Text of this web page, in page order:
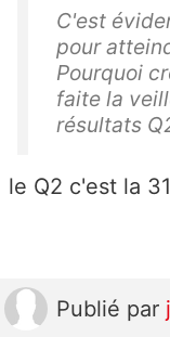
C'est
pour
Pourquoi
faite la
résultats
le Q2 c'est la
Publié par